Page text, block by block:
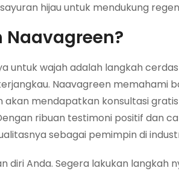
hijau untuk mendukung
untuk wajah adalah langkah
Naavagreen memahami
mendapatkan konsultasi
ribuan testimoni positif dan
sebagai pemimpin di
Anda. Segera lakukan langkah